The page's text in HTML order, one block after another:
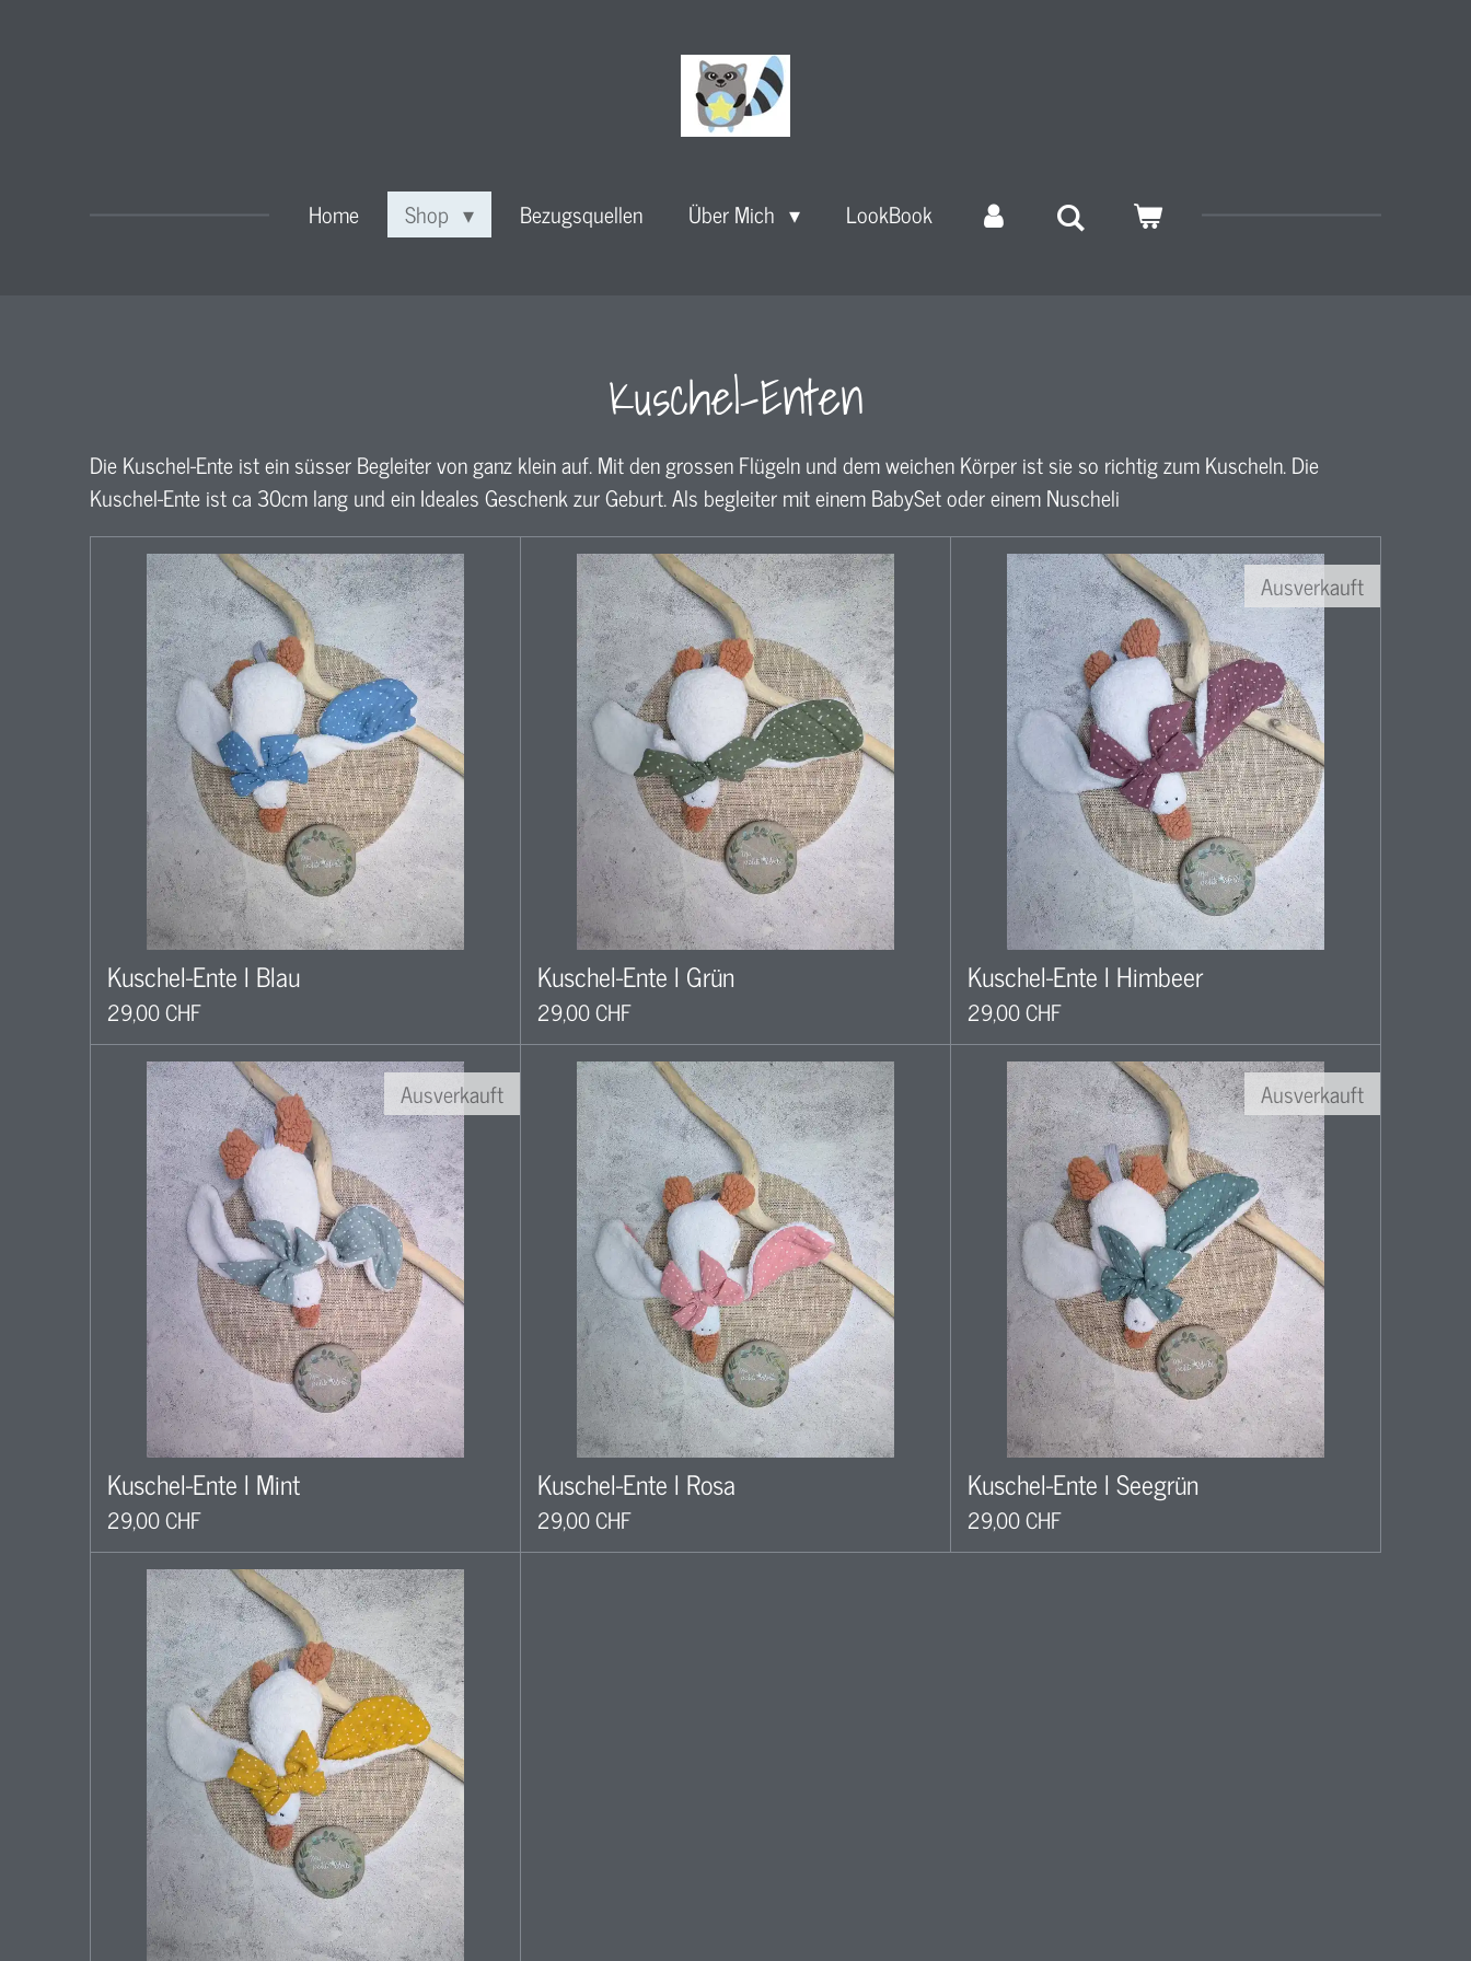
Home Shop Bezugsquellen Über Mich LookBook
Kuschel-Enten
Die Kuschel-Ente ist ein süsser Begleiter von ganz klein auf. Mit den grossen Flügeln und dem weichen Körper ist sie so richtig zum Kuscheln. Die
Kuschel-Ente ist ca 30cm lang und ein Ideales Geschenk zur Geburt. Als begleiter mit einem BabySet oder einem Nuscheli
Kuschel-Ente l Blau
29,00 CHF
Kuschel-Ente l Grün
29,00 CHF
Ausverkauft
Kuschel-Ente l Himbeer
29,00 CHF
Ausverkauft
Kuschel-Ente l Mint
29,00 CHF
Kuschel-Ente l Rosa
29,00 CHF
Ausverkauft
Kuschel-Ente l Seegrün
29,00 CHF